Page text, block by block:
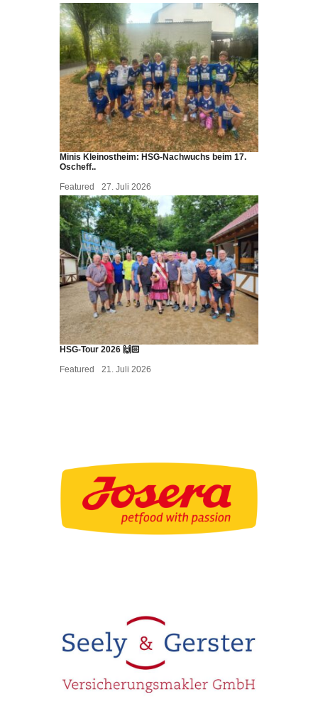
Minis Kleinostheim: HSG-Nachwuchs beim 17.
Oscheff..
Featured
27. Juli 2026
HSG-Tour 2026 🙌🏻
Featured
21. Juli 2026